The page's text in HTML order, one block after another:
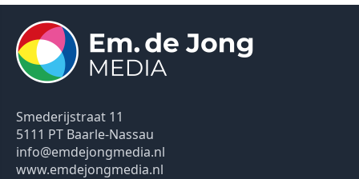
Smederijstraat 11
5111 PT Baarle-Nassau
info@emdejongmedia.nl
www.emdejongmedia.nl